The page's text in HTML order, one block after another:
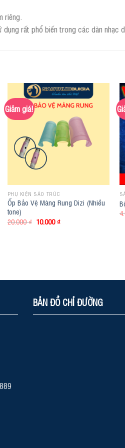
riêng.
rất phổ biến trong các dàn nhạc
Giảm giá!
PHỤ KIỆN SÁO TRÚC
Ốp Bảo Vệ Màng Rung Dizi (Nhiều
tone)
20.000₫ Original
price
10.000₫Current
BẢN ĐỒ CHỈ ĐƯỜNG